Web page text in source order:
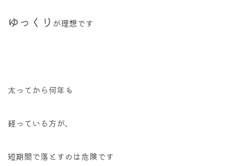
ゆっくり が理想です
太ってから何年も
経っている方が、
短期間で落とすのは危険です